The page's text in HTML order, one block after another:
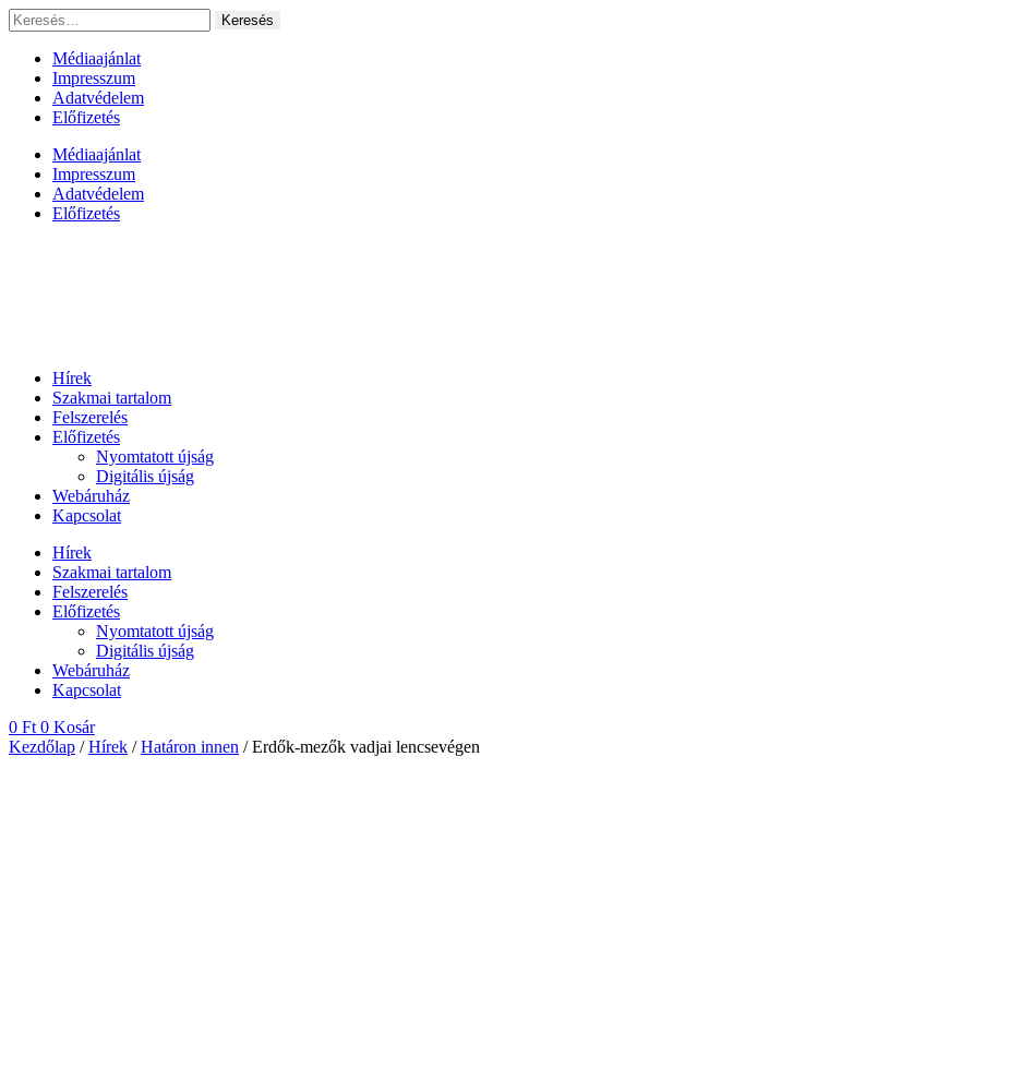
Ugrás
a
tartalomhoz
Keresés:
Médiaajánlat
Impresszum
Adatvédelem
Előfizetés
Médiaajánlat
Impresszum
Adatvédelem
Előfizetés
Hírek
Szakmai tartalom
Felszerelés
Előfizetés
Nyomtatott újság
Digitális újság
Webáruház
Kapcsolat
Hírek
Szakmai tartalom
Felszerelés
Előfizetés
Nyomtatott újság
Digitális újság
Webáruház
Kapcsolat
0 Ft 0 Kosár
Kezdőlap /Hírek /Határon innen / Erdők-mezők vadjai lencsevégen